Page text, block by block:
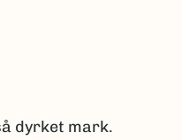
dyrket mark.